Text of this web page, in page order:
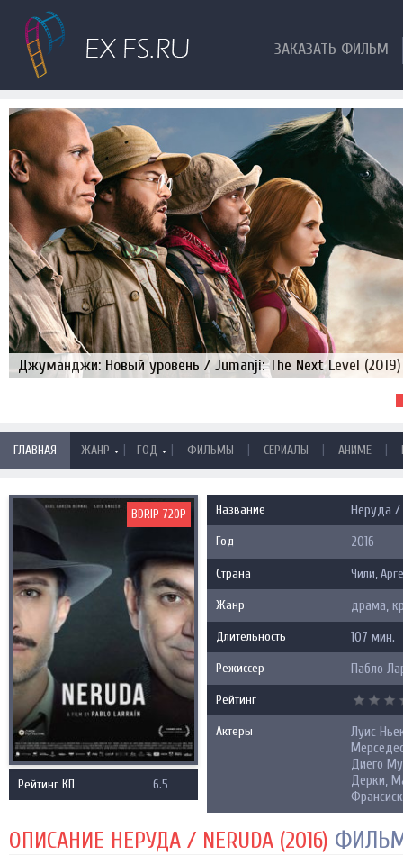
ЗАКАЗАТЬ ФИЛЬМ
Джуманджи: Новый уровень / Jumanji: The Next Level (2019)
ГЛАВНАЯ ЖАНР | ГОД | ФИЛЬМЫ | СЕРИАЛЫ | АНИМЕ |
BDRIP 720P
Рейтинг КП 6.5
Название Неруда /
Год 2016
Страна Чили,
Жанр драма,
Длительность 107 мин.
Режиссер Пабло
Рейтинг
Актеры
Луис
Диего
Дерки,
ОПИСАНИЕ НЕРУДА / NERUDA (2016)